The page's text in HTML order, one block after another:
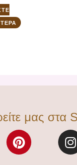
μας στα
P
i
I
n